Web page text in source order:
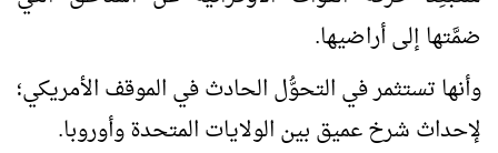
ضمَّتها إلى أراضيها.
وأنها تستثمر في التحوُّل الحادث في الموقف الأمريكي؛
لإحداث شرخ عميق بين الولايات المتحدة وأوروبا.